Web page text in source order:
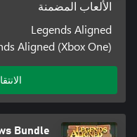
الألعاب المضمنة
Legends Aligned
Aligned (Xbox One)
Bundle